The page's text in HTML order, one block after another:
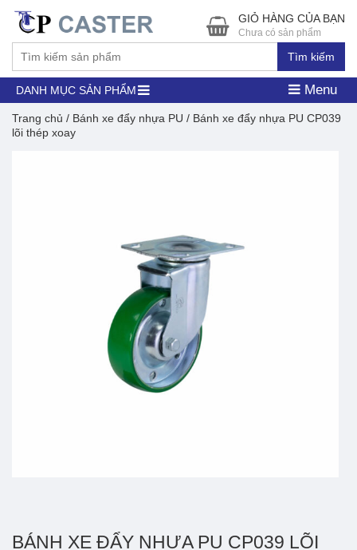
Tìm kiếm
GIỎ HÀNG CỦA BẠN
Chưa có sản phẩm
DANH MỤC SẢN PHẨM Menu
Trang chủ / Bánh xe đẩy nhựa PU / Bánh xe đẩy nhựa PU CP039
lõi thép xoay
BÁNH XE ĐẨY NHỰA PU CP039 LÕI